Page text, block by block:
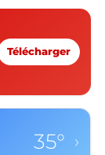
Télécharger
35° ›